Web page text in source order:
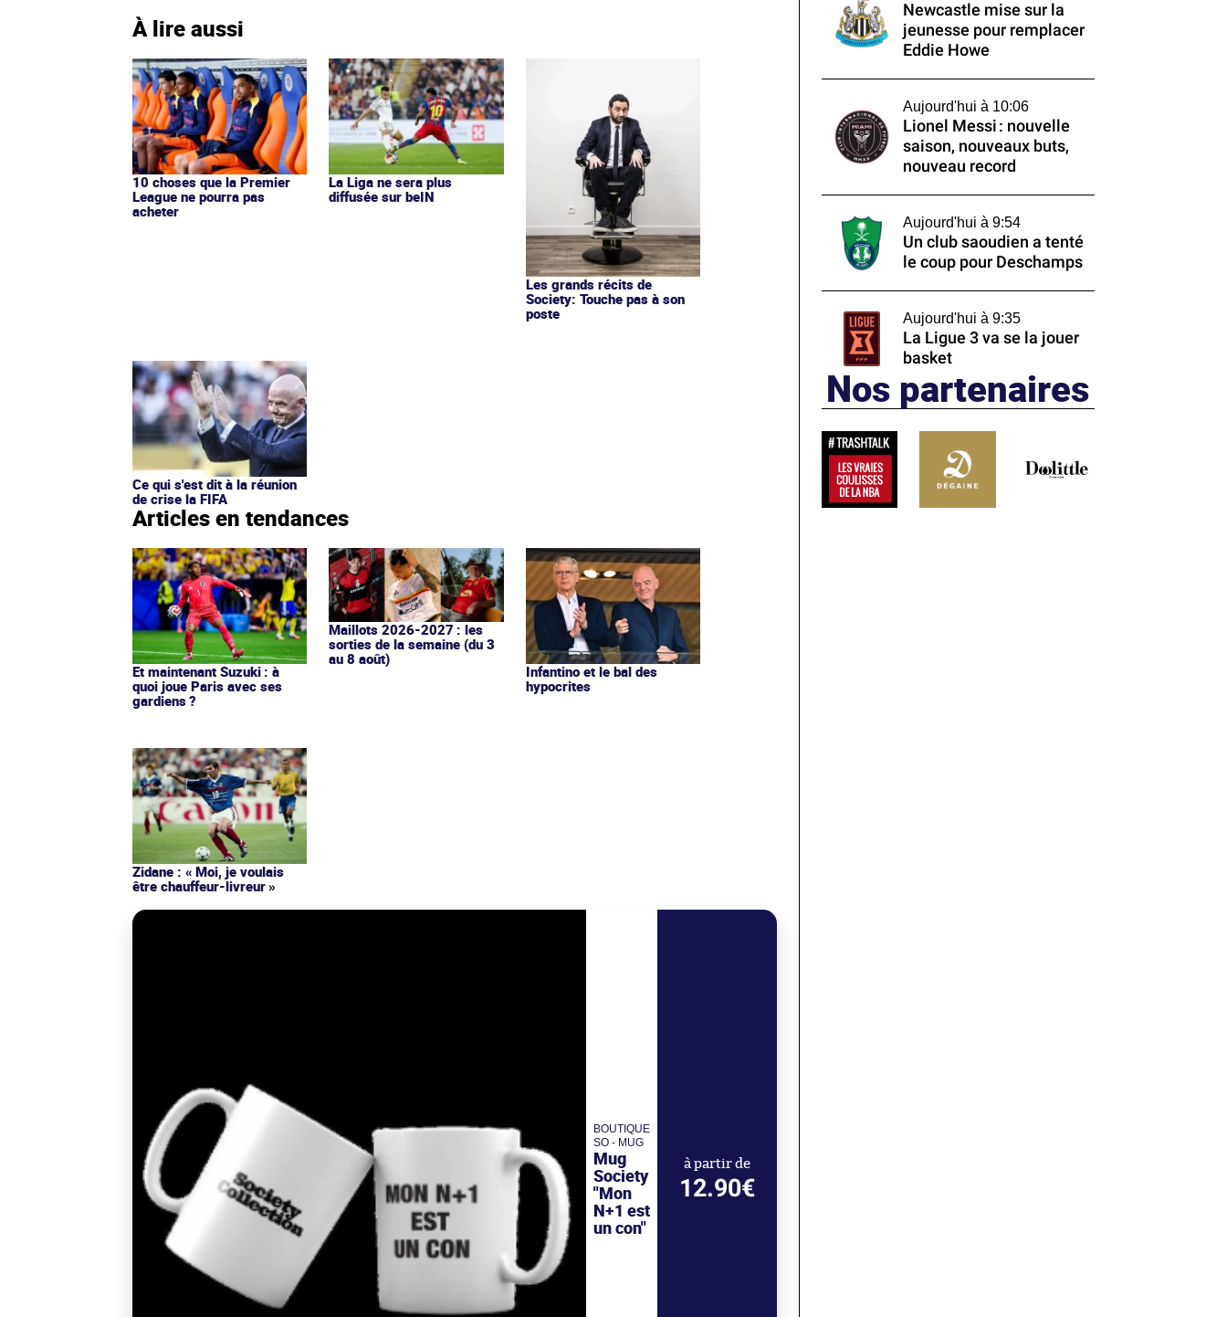
À lire aussi
10 choses que la Premier
League ne pourra pas
acheter
La Liga ne sera plus
diffusée sur beIN
Les grands récits de
Society: Touche pas à son
poste
Ce qui s'est dit à la réunion
de crise la FIFA
Articles en tendances
Et maintenant Suzuki : à
quoi joue Paris avec ses
gardiens ?
Maillots 2026-2027 : les
sorties de la semaine (du 3
au 8 août)
Infantino et le bal des
hypocrites
Zidane : « Moi, je voulais
être chauffeur-livreur »
BOUTIQUE
SO - MUG
Mug
Society
"Mon
N+1 est
un con"
à partir de
12.90€
Newcastle mise sur la
jeunesse pour remplacer
Eddie Howe
Aujourd'hui à 10:06
Lionel Messi : nouvelle
saison, nouveaux buts,
nouveau record
Aujourd'hui à 9:54
Un club saoudien a tenté
le coup pour Deschamps
Aujourd'hui à 9:35
La Ligue 3 va se la jouer
basket
Nos partenaires